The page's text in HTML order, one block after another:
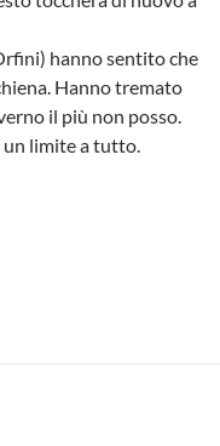
hanno sentito che
Hanno tremato
il più non posso.
un limite a tutto.